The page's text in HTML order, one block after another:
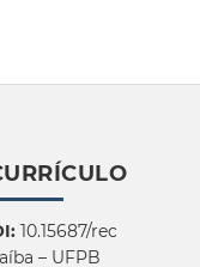
10.15687/rec
– UFPB